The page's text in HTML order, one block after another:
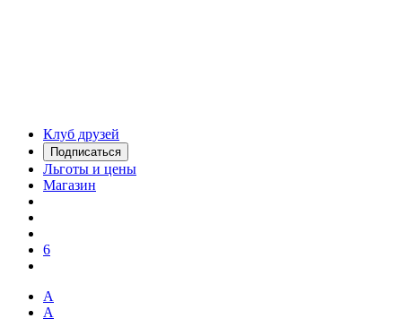
Клуб друзей
Подписаться
Льготы и цены
Магазин
6
А
А